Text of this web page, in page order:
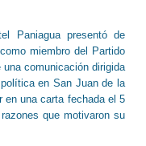
Paniaguapresentó de
miembro del
Partido
una comunicación dirigida
en San Juan de la
en una carta fechada el 5
que motivaron su